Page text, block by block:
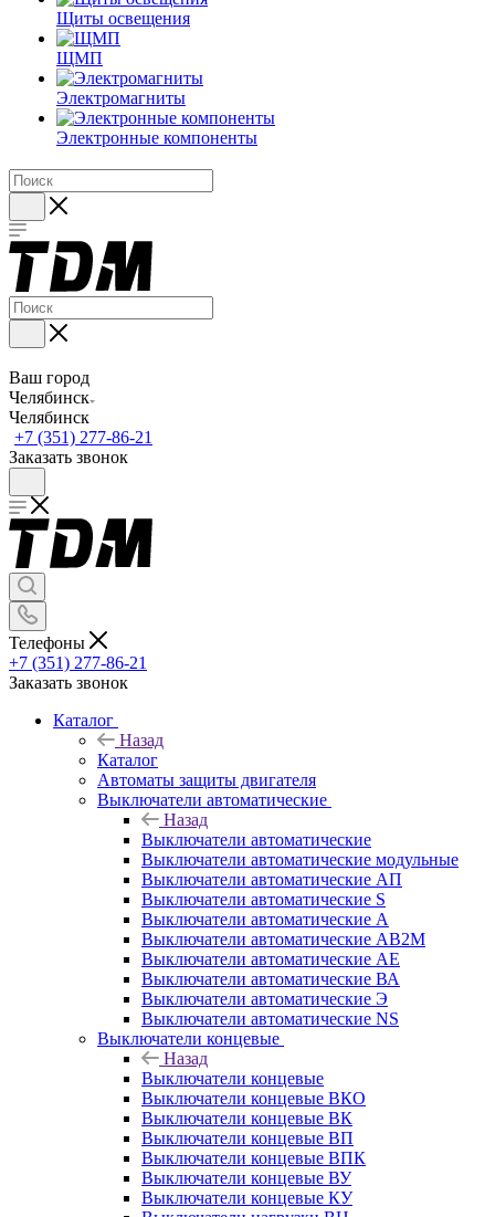
Щиты освещения
ЩМП
Электромагниты
Электронные компоненты
Ваш город
Челябинск
Челябинск
+7 (351) 277-86-21
Заказать звонок
Телефоны
+7 (351) 277-86-21
Заказать звонок
Каталог
Назад
Каталог
Автоматы защиты двигателя
Выключатели автоматические
Назад
Выключатели автоматические
Выключатели автоматические модульные
Выключатели автоматические АП
Выключатели автоматические S
Выключатели автоматические А
Выключатели автоматические АВ2М
Выключатели автоматические АЕ
Выключатели автоматические ВА
Выключатели автоматические Э
Выключатели автоматические NS
Выключатели концевые
Назад
Выключатели концевые
Выключатели концевые ВКО
Выключатели концевые ВК
Выключатели концевые ВП
Выключатели концевые ВПК
Выключатели концевые ВУ
Выключатели концевые КУ